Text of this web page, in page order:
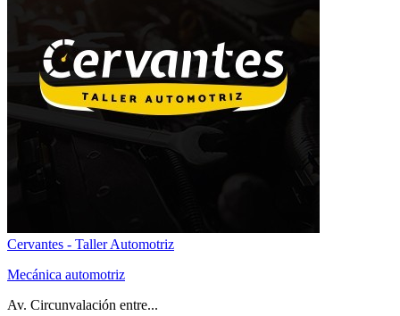
Cervantes - Taller Automotriz
Mecánica automotriz
Av. Circunvalación entre...